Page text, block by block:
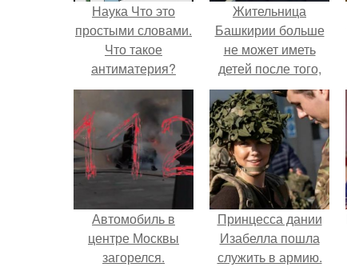
Наука Что это
простыми словами.
Что такое
антиматерия?
Жительница
Башкирии больше
не может иметь
детей после того,
как медики сделали
ей аборт на шестом
месяце
беременности и
оставили в матке
плаценту.
Автомобиль в
центре Москвы
загорелся.
Принцесса дании
Изабелла пошла
служить в армию.